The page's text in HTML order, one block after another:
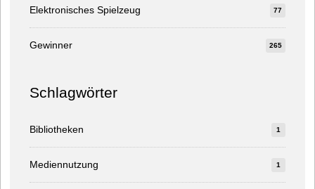
Elektronisches Spielzeug 77
Gewinner 265
Schlagwörter
Bibliotheken 1
Mediennutzung 1